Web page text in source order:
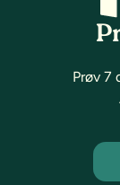
Prøv 7